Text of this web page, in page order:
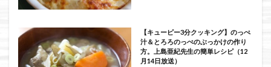
【キューピー3分クッキング】のっぺ
汁＆とろろのっぺのぶっかけの作り
方。上島亜紀先生の簡単レシピ（12
月14日放送）